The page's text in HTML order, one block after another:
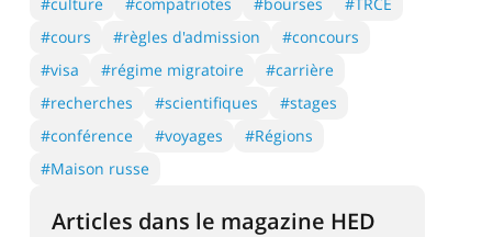
#cours
#règles d'admission
#concours
#visa
#régime migratoire
#carrière
#recherches
#scientifiques
#stages
#conférence
#voyages
#Régions
#Maison russe
Articles dans le magazine HED